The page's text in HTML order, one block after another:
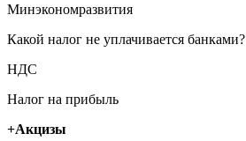
Минэкономразвития
Какой налог не уплачивается банками?
НДС
Налог на прибыль
+Акцизы